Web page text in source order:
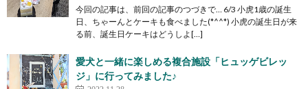
今回の記事は、前回の記事のつづきで… 6/3 小虎1歳の誕生
日、ちゃーんとケーキも食べました(*^^*) 小虎の誕生日が来
る前、誕生日ケーキはどうしよ[…]
愛犬と一緒に楽しめる複合施設「ヒュッゲビレッ
ジ」に行ってみました♪